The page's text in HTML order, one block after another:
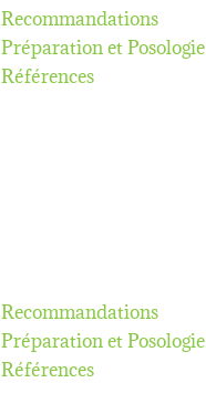
Recommandations
Préparation et Posologie
Références
Recommandations
Préparation et Posologie
Références